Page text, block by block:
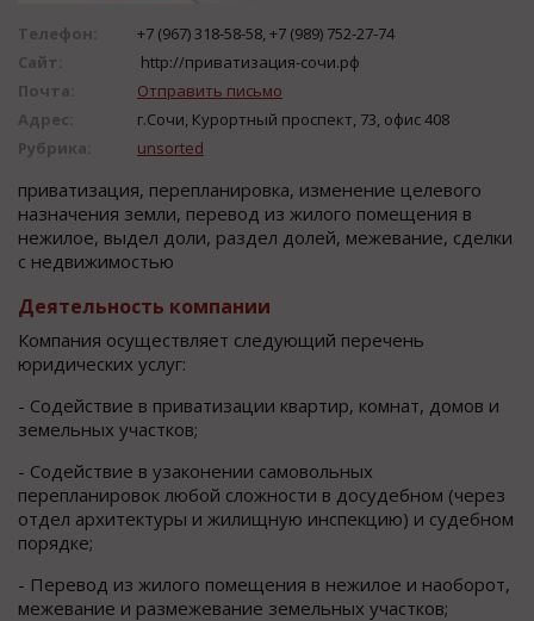
Телефон:
+7 (967) 318-58-58, +7 (989) 752-27-74
Сайт:
http://приватизация-сочи.рф
Почта:
Отправить письмо
Адрес:
г.Сочи, Курортный проспект, 73, офис 408
Рубрика:
unsorted
приватизация, перепланировка, изменение целевого
назначения земли, перевод из жилого помещения в
нежилое, выдел доли, раздел долей, межевание, сделки
с недвижимостью
Деятельность компании
Компания осуществляет следующий перечень
юридических услуг:
- Содействие в приватизации квартир, комнат, домов и
земельных участков;
- Содействие в узаконении самовольных
перепланировок любой сложности в досудебном (через
отдел архитектуры и жилищную инспекцию) и судебном
порядке;
- Перевод из жилого помещения в нежилое и наоборот,
межевание и размежевание земельных участков;